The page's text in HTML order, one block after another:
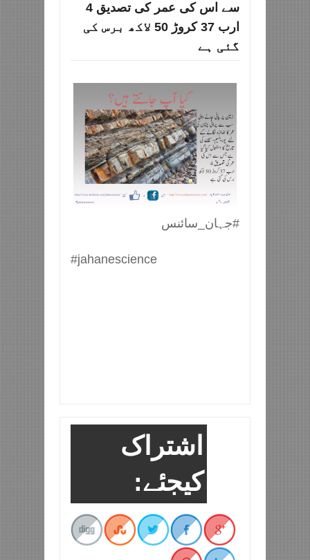
سے اس کی عمر کی تصدیق 4
ارب 37 کروڑ 50 لاکھ برس کی
گئی ہے
#جہان_سائنس
#jahanescience
اشتراک
کیجئے: